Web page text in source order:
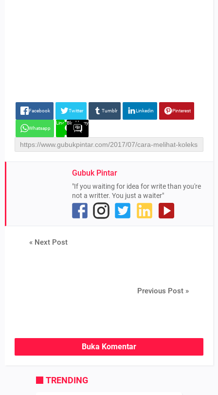
Facebook Twitter Tumblr Linkedin Pinterest
Whatsapp
Line Blackberry
Gubuk Pintar
"If you waiting for idea for write than you're
not a writter. You just a waiter"
« Next Post
Previous Post »
Buka Komentar
TRENDING